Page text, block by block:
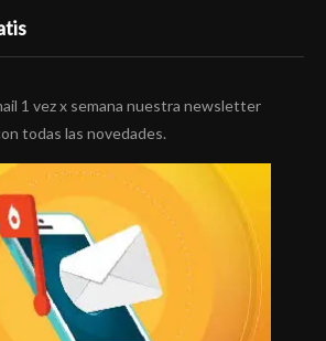
1 vez x semana nuestra newsletter
todas las novedades.